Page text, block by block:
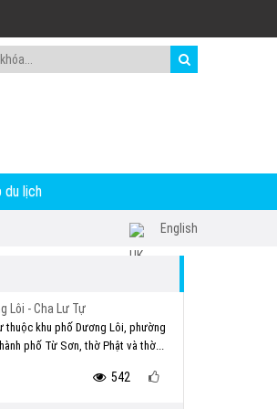
du lịch
English
Lôi - Cha Lư Tự
thuộc khu phố Dương Lôi, phường
phố Từ Sơn, thờ Phật và thờ...
542